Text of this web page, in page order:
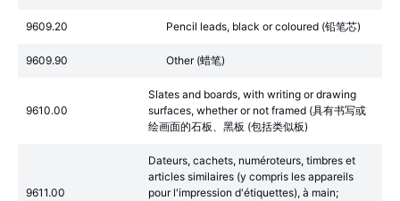
9609.20 Pencil leads, black or coloured (铅笔芯)
9609.90 Other (蜡笔)
9610.00
Slates and boards, with writing or drawing
surfaces, whether or not framed (具有书写或
绘画面的石板、黑板 (包括类似板)
9611.00
Dateurs, cachets, numéroteurs, timbres et
articles similaires (y compris les appareils
pour l'impression d'étiquettes), à main;